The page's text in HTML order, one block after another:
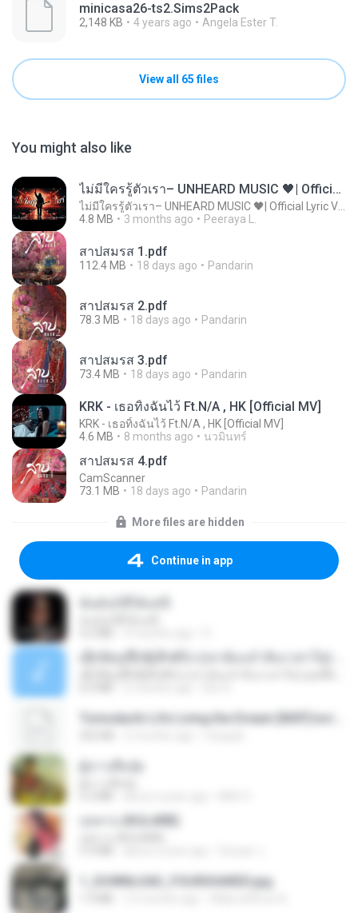
minicasa26-ts2.Sims2Pack
2,148 KB 4 years ago Angela Ester T.
View all 65 files
You might also like
ไม่มีใครรู้ตัวเรา– UNHEARD MUSIC 🖤| Official Lyric Video | เพลงสู้ชีวิต
4.8 MB
3 months ago Peeraya L.
สาปสมรส 1.pdf
112.4 MB 18 days ago Pandarin
สาปสมรส 2.pdf
78.3 MB 18 days ago Pandarin
สาปสมรส 3.pdf
73.4 MB 18 days ago Pandarin
KRK - เธอทิ้งฉันไว้ Ft.N/A , HK [Official MV]
KRK - เธอทิ้งฉันไว้ Ft.N/A , HK [Official MV]
4.6 MB
8 months ago นวมินทร์
สาปสมรส 4.pdf
CamScanner
73.1 MB
18 days ago Pandarin
More files are hidden
Continue in app
กุหลาบ (KULARB)
1_DOWNLOAD_FOURSHARED.jpg